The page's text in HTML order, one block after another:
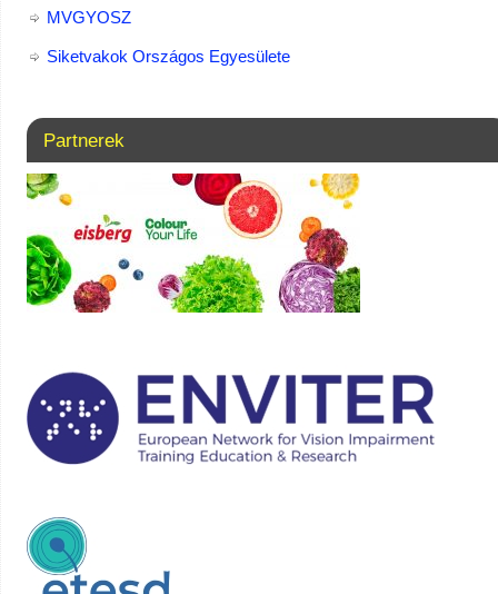
MVGYOSZ
Siketvakok Országos Egyesülete
Partnerek